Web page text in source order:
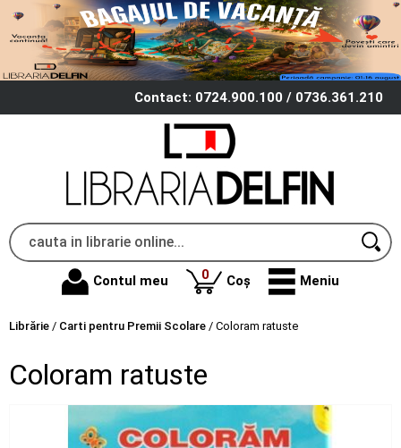
Contact: 0724.900.100 / 0736.361.210
Contul meu 0produse
Coș Meniu
Librărie / Carti pentru Premii Scolare / Coloram ratuste
Coloram ratuste